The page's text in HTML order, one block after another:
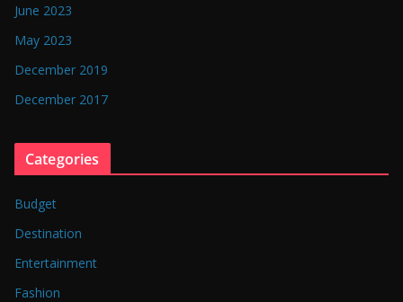
June 2023
May 2023
December 2019
December 2017
Categories
Budget
Destination
Entertainment
Fashion